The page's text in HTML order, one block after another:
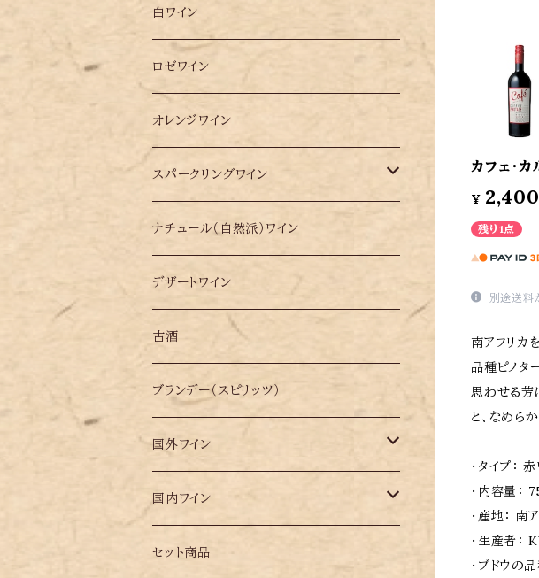
カフェ・カ
¥ 2,400
残り1点
別途送料
南アフリカ
品種ピノタ
思わせる芳
と、なめら
・タイプ：
・内容量：
・産地： 南
・生産者：
・ブドウの
大阪万博ポルトガル・パビリオンで提供し
たワイン10選
白ワイン
ロゼワイン
オレンジワイン
スパークリングワイン
シードル
シャンパン
ナチュール（自然派）ワイン
デザートワイン
古酒
ブランデー（スピリッツ）
国外ワイン
イタリア
オーストリア
国内ワイン
岩手県
セット商品